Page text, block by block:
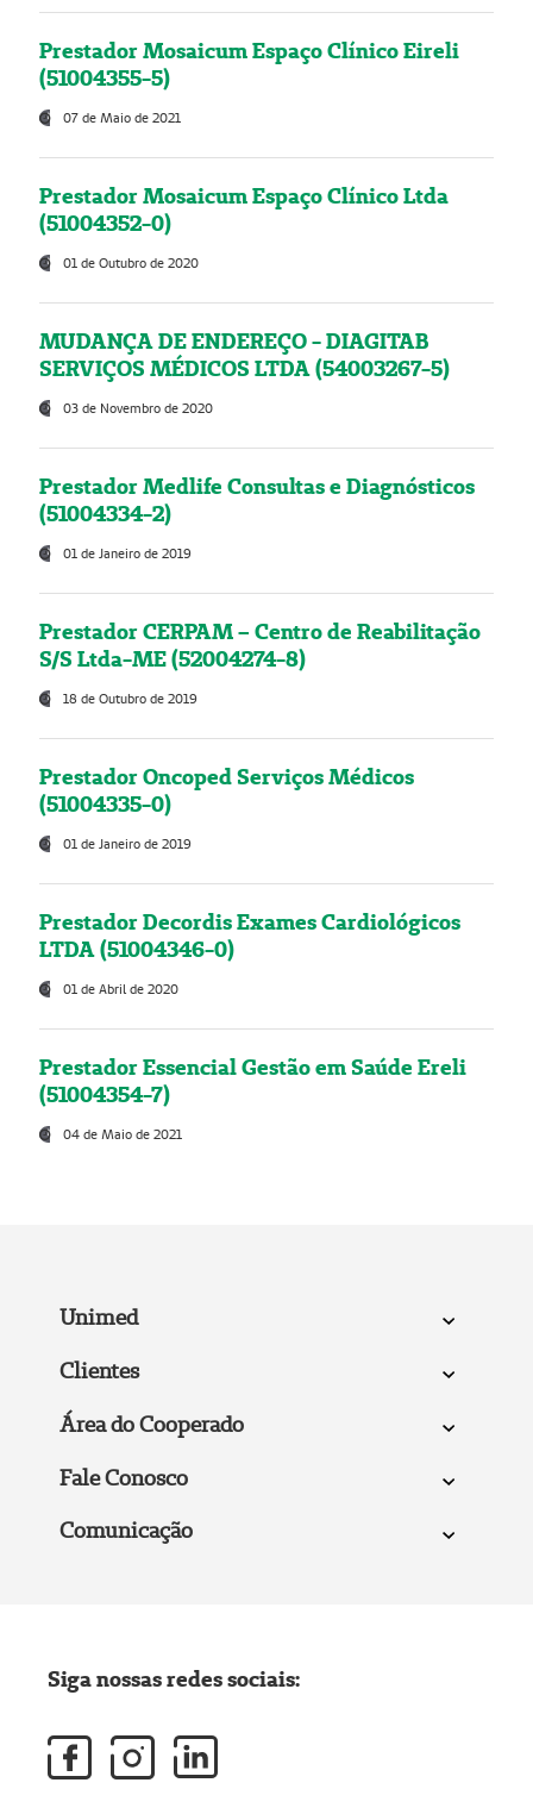
Prestador Mosaicum Espaço Clínico Eireli
(51004355-5)
07 de Maio de 2021
Prestador Mosaicum Espaço Clínico Ltda
(51004352-0)
01 de Outubro de 2020
MUDANÇA DE ENDEREÇO - DIAGITAB
SERVIÇOS MÉDICOS LTDA (54003267-5)
03 de Novembro de 2020
Prestador Medlife Consultas e Diagnósticos
(51004334-2)
01 de Janeiro de 2019
Prestador CERPAM – Centro de Reabilitação
S/S Ltda-ME (52004274-8)
18 de Outubro de 2019
Prestador Oncoped Serviços Médicos
(51004335-0)
01 de Janeiro de 2019
Prestador Decordis Exames Cardiológicos
LTDA (51004346-0)
01 de Abril de 2020
Prestador Essencial Gestão em Saúde Ereli
(51004354-7)
04 de Maio de 2021
Unimed
Clientes
Área do Cooperado
Fale Conosco
Comunicação
Siga nossas redes sociais: